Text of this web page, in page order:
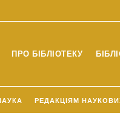
ПРО БІБЛІОТЕКУ
РЕДАКЦІЯМ